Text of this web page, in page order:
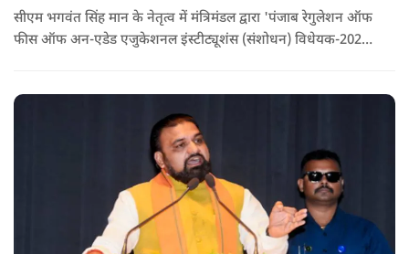
सीएम भगवंत सिंह मान के नेतृत्व में मंत्रिमंडल द्वारा 'पंजाब रेगुलेशन ऑफ
फीस ऑफ अन-एडेड एजुकेशनल इंस्टीट्यूशंस (संशोधन) विधेयक-2026'
अन्य प्रस्तावों को भी मंजूरी दी गई है.